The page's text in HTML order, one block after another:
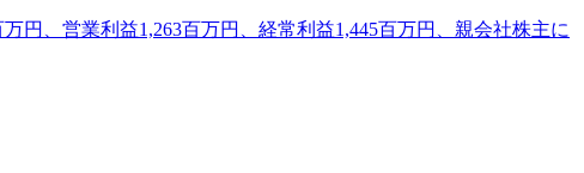
円、営業利益1,263百万円、経常利益1,445百万円、親会社株主に